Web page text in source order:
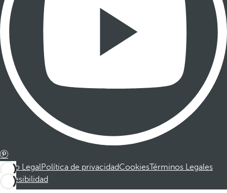
Aviso LegalPolítica de privacidadCookiesTérminos Legales
Accesibilidad